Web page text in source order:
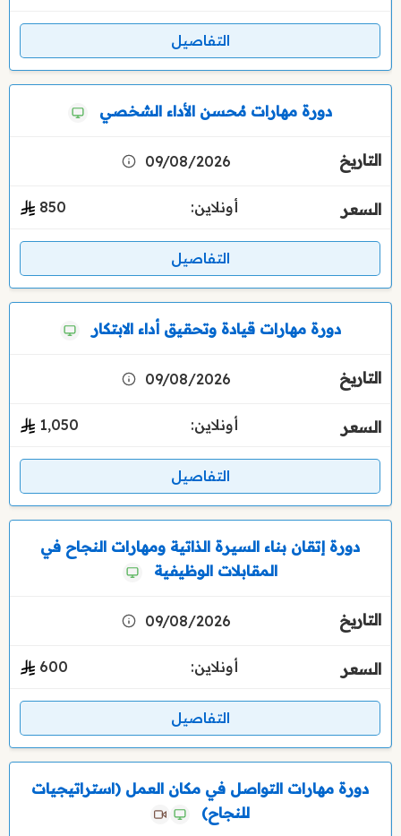
التفاصيل
دورة مهارات مُحسن الأداء الشخصي
09/08/2026
أونلاين: 850
التفاصيل
دورة مهارات قيادة وتحقيق أداء الابتكار
09/08/2026
أونلاين: 1٬050
التفاصيل
دورة إتقان بناء السيرة الذاتية ومهارات النجاح في
المقابلات الوظيفية
09/08/2026
أونلاين: 600
التفاصيل
دورة مهارات التواصل في مكان العمل (استراتيجيات
للنجاح)